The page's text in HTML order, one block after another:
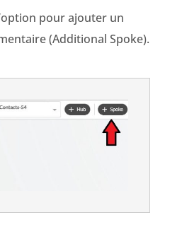
pour ajouter un
(Additional Spoke).